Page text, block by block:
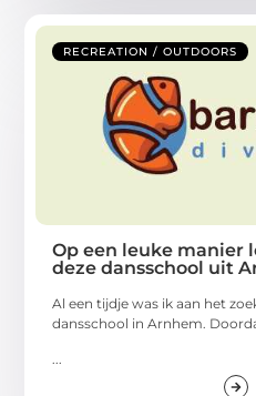
RECREATION / OUTDOORS
Op een leuke manier
deze dansschool uit
Al een tijdje was ik aan het
dansschool in Arnhem.
...